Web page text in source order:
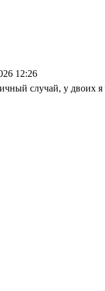
12:26
случай, у двоих я